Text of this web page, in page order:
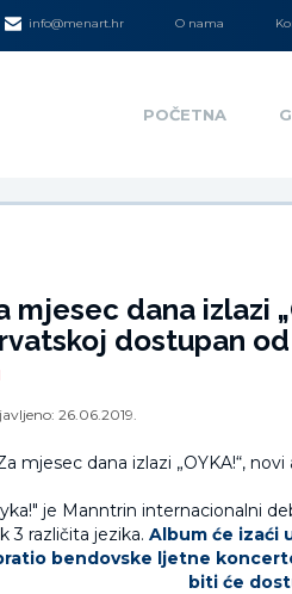
info@menart.hr O nama
POČETNA
mjesec dana izlazi
dostupan
26.06.2019.
je Manntrin internacionalni
3 različita jezika. Album će izaći
bendovske ljetne
biti će